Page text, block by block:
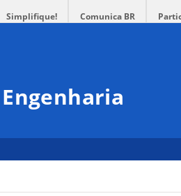
Simplifique! Comunica BR